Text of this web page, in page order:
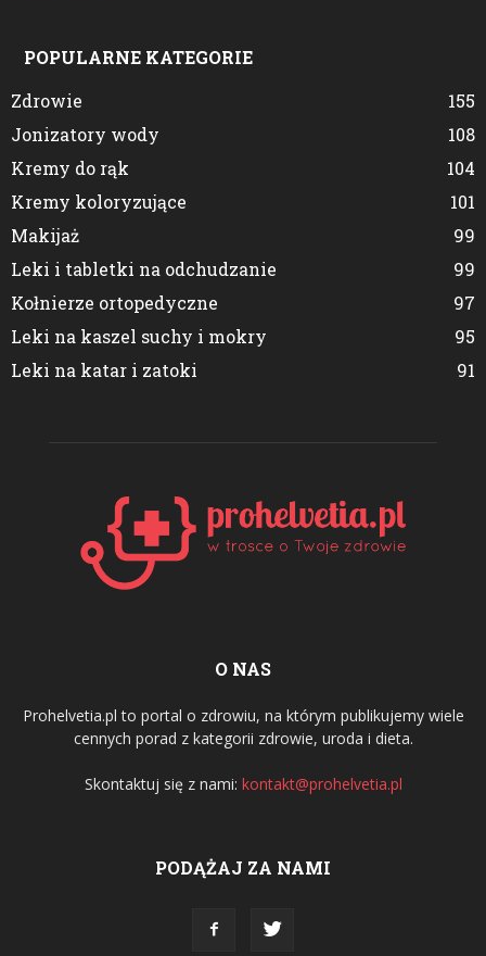
POPULARNE KATEGORIE
Zdrowie
155
Jonizatory wody
108
Kremy do rąk
104
Kremy koloryzujące
101
Makijaż
99
Leki i tabletki na odchudzanie
99
Kołnierze ortopedyczne
97
Leki na kaszel suchy i mokry
95
Leki na katar i zatoki
91
O NAS
Prohelvetia.pl to portal o zdrowiu, na którym publikujemy wiele
cennych porad z kategorii zdrowie, uroda i dieta.
Skontaktuj się z nami: kontakt@prohelvetia.pl
PODĄŻAJ ZA NAMI